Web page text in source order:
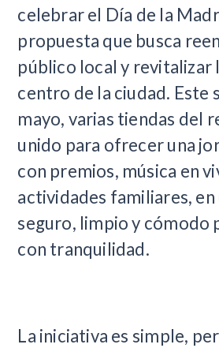
celebrar el Día de la
propuesta que busca
público local y revitalizar
centro de la ciudad. Este
mayo, varias tiendas del
unido para ofrecer una
con premios, música en
actividades familiares,
seguro, limpio y cómodo
con tranquilidad.
La iniciativa es simple,